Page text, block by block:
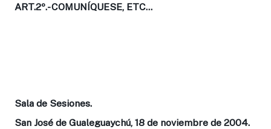
ART.2º.-COMUNÍQUESE, ETC...
Sala de Sesiones.
San José de Gualeguaychú, 18 de noviembre de 2004.